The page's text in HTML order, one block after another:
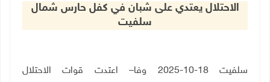
الاحتلال يعتدي على شبان في كفل حارس شمال
سلفيت
سلفيت 18-10-2025 وفا– اعتدت قوات الاحتلال